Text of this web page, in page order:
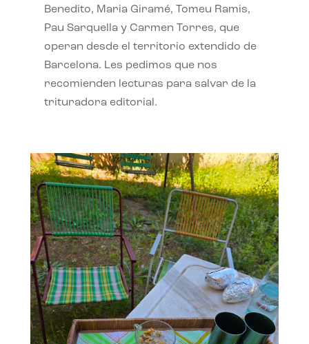
Benedito, Maria Giramé, Tomeu Ramis,
Pau Sarquella y Carmen Torres, que
operan desde el territorio extendido de
Barcelona. Les pedimos que nos
recomienden lecturas para salvar de la
trituradora editorial.